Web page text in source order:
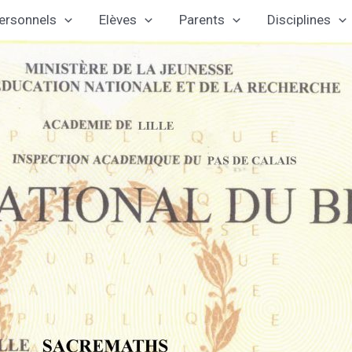
Elèves Parents Disciplines